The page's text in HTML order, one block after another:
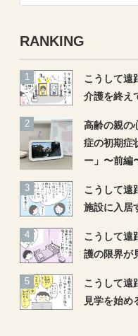
索
RANKING
こうして遠
介護を終え
高齢の親の
症の初期症
ー」〜前編
こうして遠
施設に入居
こうして
護の限界が
こうして
見学を始め